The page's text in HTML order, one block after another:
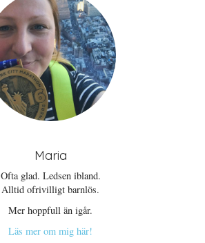
Maria
Ofta glad. Ledsen ibland.
Alltid ofrivilligt barnlös.
Mer hoppfull än igår.
Läs mer om mig här!